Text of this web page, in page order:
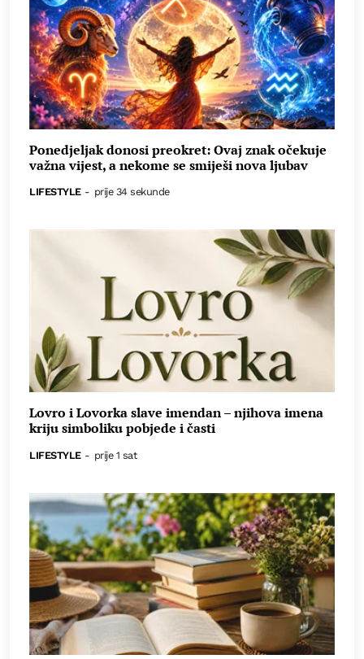
Ponedjeljak donosi preokret: Ovaj znak očekuje
važna vijest, a nekome se smiješi nova ljubav
LIFESTYLE - prije 34 sekunde
Lovro i Lovorka slave imendan – njihova imena
kriju simboliku pobjede i časti
LIFESTYLE - prije 1 sat